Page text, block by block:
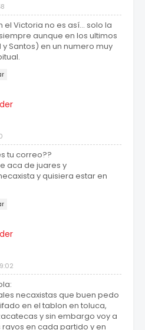
el Victoria no es así... solo la
aunque en los ultimos
y Santos) en un numero muy
tu correo??
aca de juares y
y quisiera estar en
necaxistas que buen pedo
en el tablon en toluca,
y sin embargo voy a
en cada partido y en